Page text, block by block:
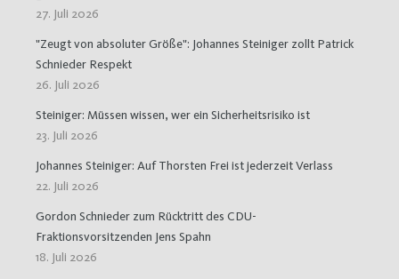
27. Juli 2026
"Zeugt von absoluter Größe": Johannes Steiniger zollt Patrick
Schnieder Respekt
26. Juli 2026
Steiniger: Müssen wissen, wer ein Sicherheitsrisiko ist
23. Juli 2026
Johannes Steiniger: Auf Thorsten Frei ist jederzeit Verlass
22. Juli 2026
Gordon Schnieder zum Rücktritt des CDU-
Fraktionsvorsitzenden Jens Spahn
18. Juli 2026